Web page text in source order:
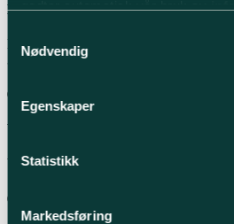
Nødvendig
Egenskaper
Statistikk
Markedsføring
Kaldheving i 12–14 timer
Kaldhev deigen i kjøleskap i 12–24
30–60 minutter før de trykkes ut.
05
Varm opp pizzaovnen
Varm opp pizzaovnen til 400–450 °C.
06